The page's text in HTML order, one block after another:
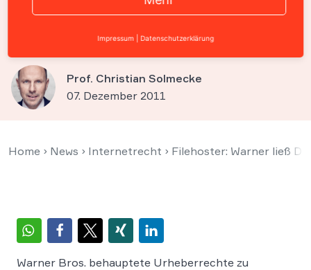
ohne Rechte daran zu
Prof. Christian Solmecke
07. Dezember 2011
Home › News › Internetrecht › Filehoster: Warner ließ
Warner Bros. behauptete Urheberrechte zu
Impressum Datenschutzerklärung